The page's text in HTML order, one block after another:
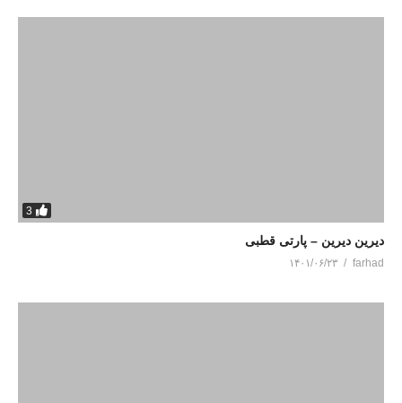
3
دیرین دیرین – پارتی قطبی
farhad ۱۴۰۱/۰۶/۲۳